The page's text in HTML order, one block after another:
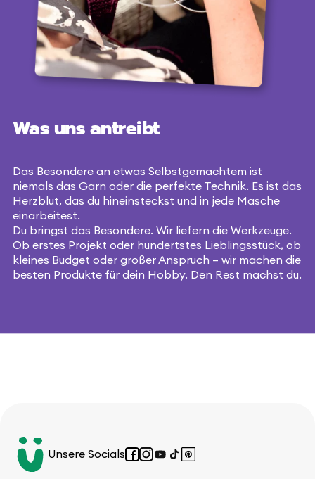
Was uns antreibt
Das Besondere an etwas Selbstgemachtem ist
niemals das Garn oder die perfekte Technik. Es ist das
Herzblut, das du hineinsteckst und in jede Masche
einarbeitest.
Du bringst das Besondere. Wir liefern die Werkzeuge.
Ob erstes Projekt oder hundertstes Lieblingsstück, ob
kleines Budget oder großer Anspruch – wir machen die
besten Produkte für dein Hobby. Den Rest machst du.
Unsere SocialsFacebook
Instagram
YouTube
TikTokPinterest